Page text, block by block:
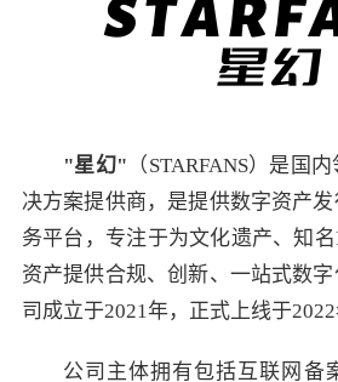
"星幻" （STARFANS）是国
决方案提供商，是提供数字资产
务平台，专注于为文化遗产、知
资产提供合规、创新、一站式数
司成立于2021年，正式上线于2022
公司主体拥有包括互联网备